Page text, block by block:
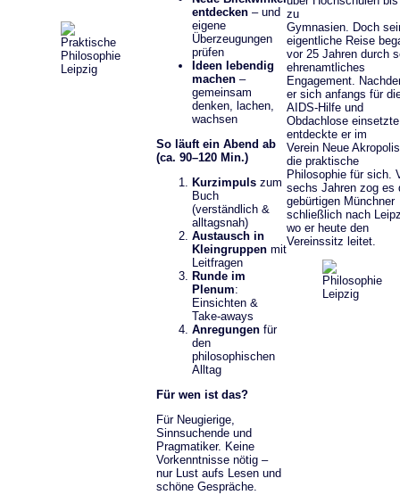
entdecken – und
eigene
Überzeugungen
prüfen
Ideen lebendig
machen –
gemeinsam
denken, lachen,
wachsen
So läuft ein Abend ab
(ca. 90–120 Min.)
Kurzimpuls zum
Buch
(verständlich &
alltagsnah)
Austausch in
Kleingruppen mit
Leitfragen
Runde im
Plenum:
Einsichten &
Take-aways
Anregungen für
den
philosophischen
Alltag
Für wen ist das?
Für Neugierige,
Sinnsuchende und
Pragmatiker. Keine
Vorkenntnisse nötig –
nur Lust aufs Lesen und
schöne Gespräche.
zu
Gymnasien. Doch
eigentliche Reise
vor 25 Jahren durch
ehrenamtliches
Engagement.
er sich anfangs für
AIDS-Hilfe und
Obdachlose
entdeckte er im
Verein Neue Akropolis
die praktische
Philosophie für sich.
sechs Jahren zog es
gebürtigen Münchner
schließlich nach
wo er heute den
Vereinssitz leitet.